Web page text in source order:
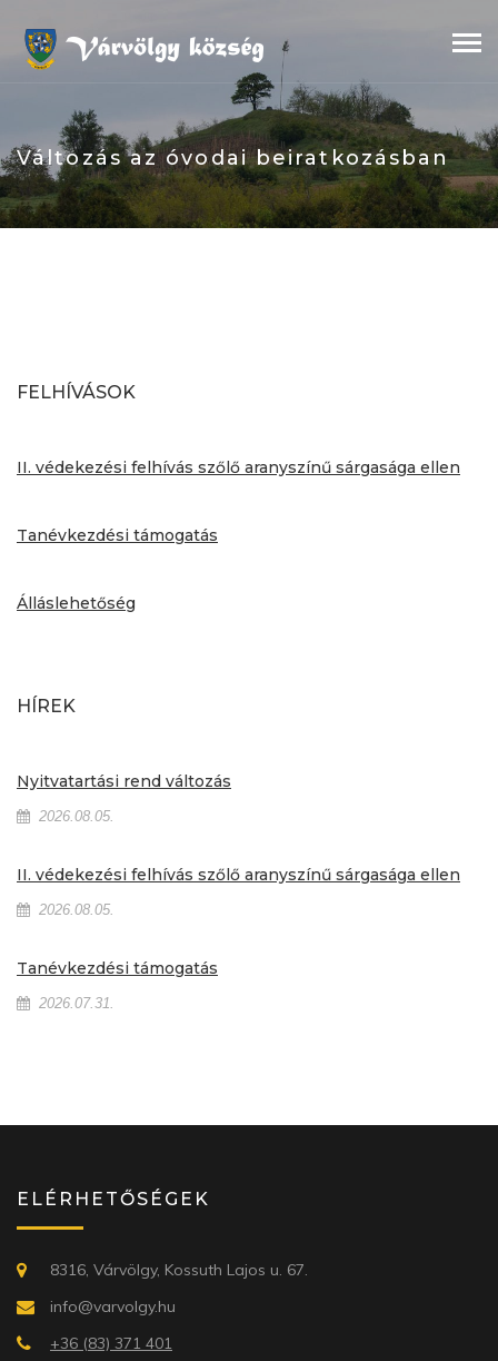
content
Változás az óvodai beiratkozásban
FELHÍVÁSOK
II. védekezési felhívás szőlő aranyszínű sárgasága ellen
Tanévkezdési támogatás
Álláslehetőség
HÍREK
Nyitvatartási rend változás
2026.08.05.
II. védekezési felhívás szőlő aranyszínű sárgasága ellen
2026.08.05.
Tanévkezdési támogatás
2026.07.31.
ELÉRHETŐSÉGEK
8316, Várvölgy, Kossuth Lajos u. 67.
info@varvolgy.hu
+36 (83) 371 401